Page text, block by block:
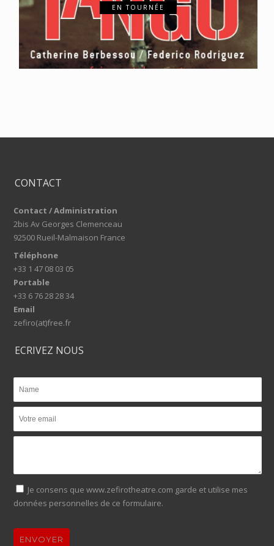
EN TOURNÉE
CONTACT
Contact / Administration
2bis Av Georges Clemenceau
92500 Rueil-Malmaison France
Téléphone
+33 1 47 08 03 05
Portable
+33 6 76 28 28 34
Email
zefiro(at)free.fr
ECRIVEZ NOUS
Je consens que www.zefirotheatre.com garde et utilise mes
données personnelles de ce formulaire.
ENVOYER